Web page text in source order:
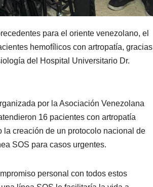
para el oriente venezolano, el
hemofílicos con artropatía, gracias
del Hospital Universitario Dr.
por la Asociación Venezolana
16 pacientes con artropatía
la creación de un protocolo nacional de
SOS para casos urgentes.
personal con todos estos